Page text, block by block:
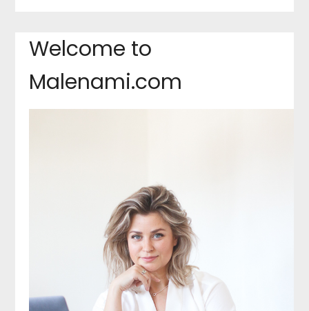
Welcome to
Malenami.com